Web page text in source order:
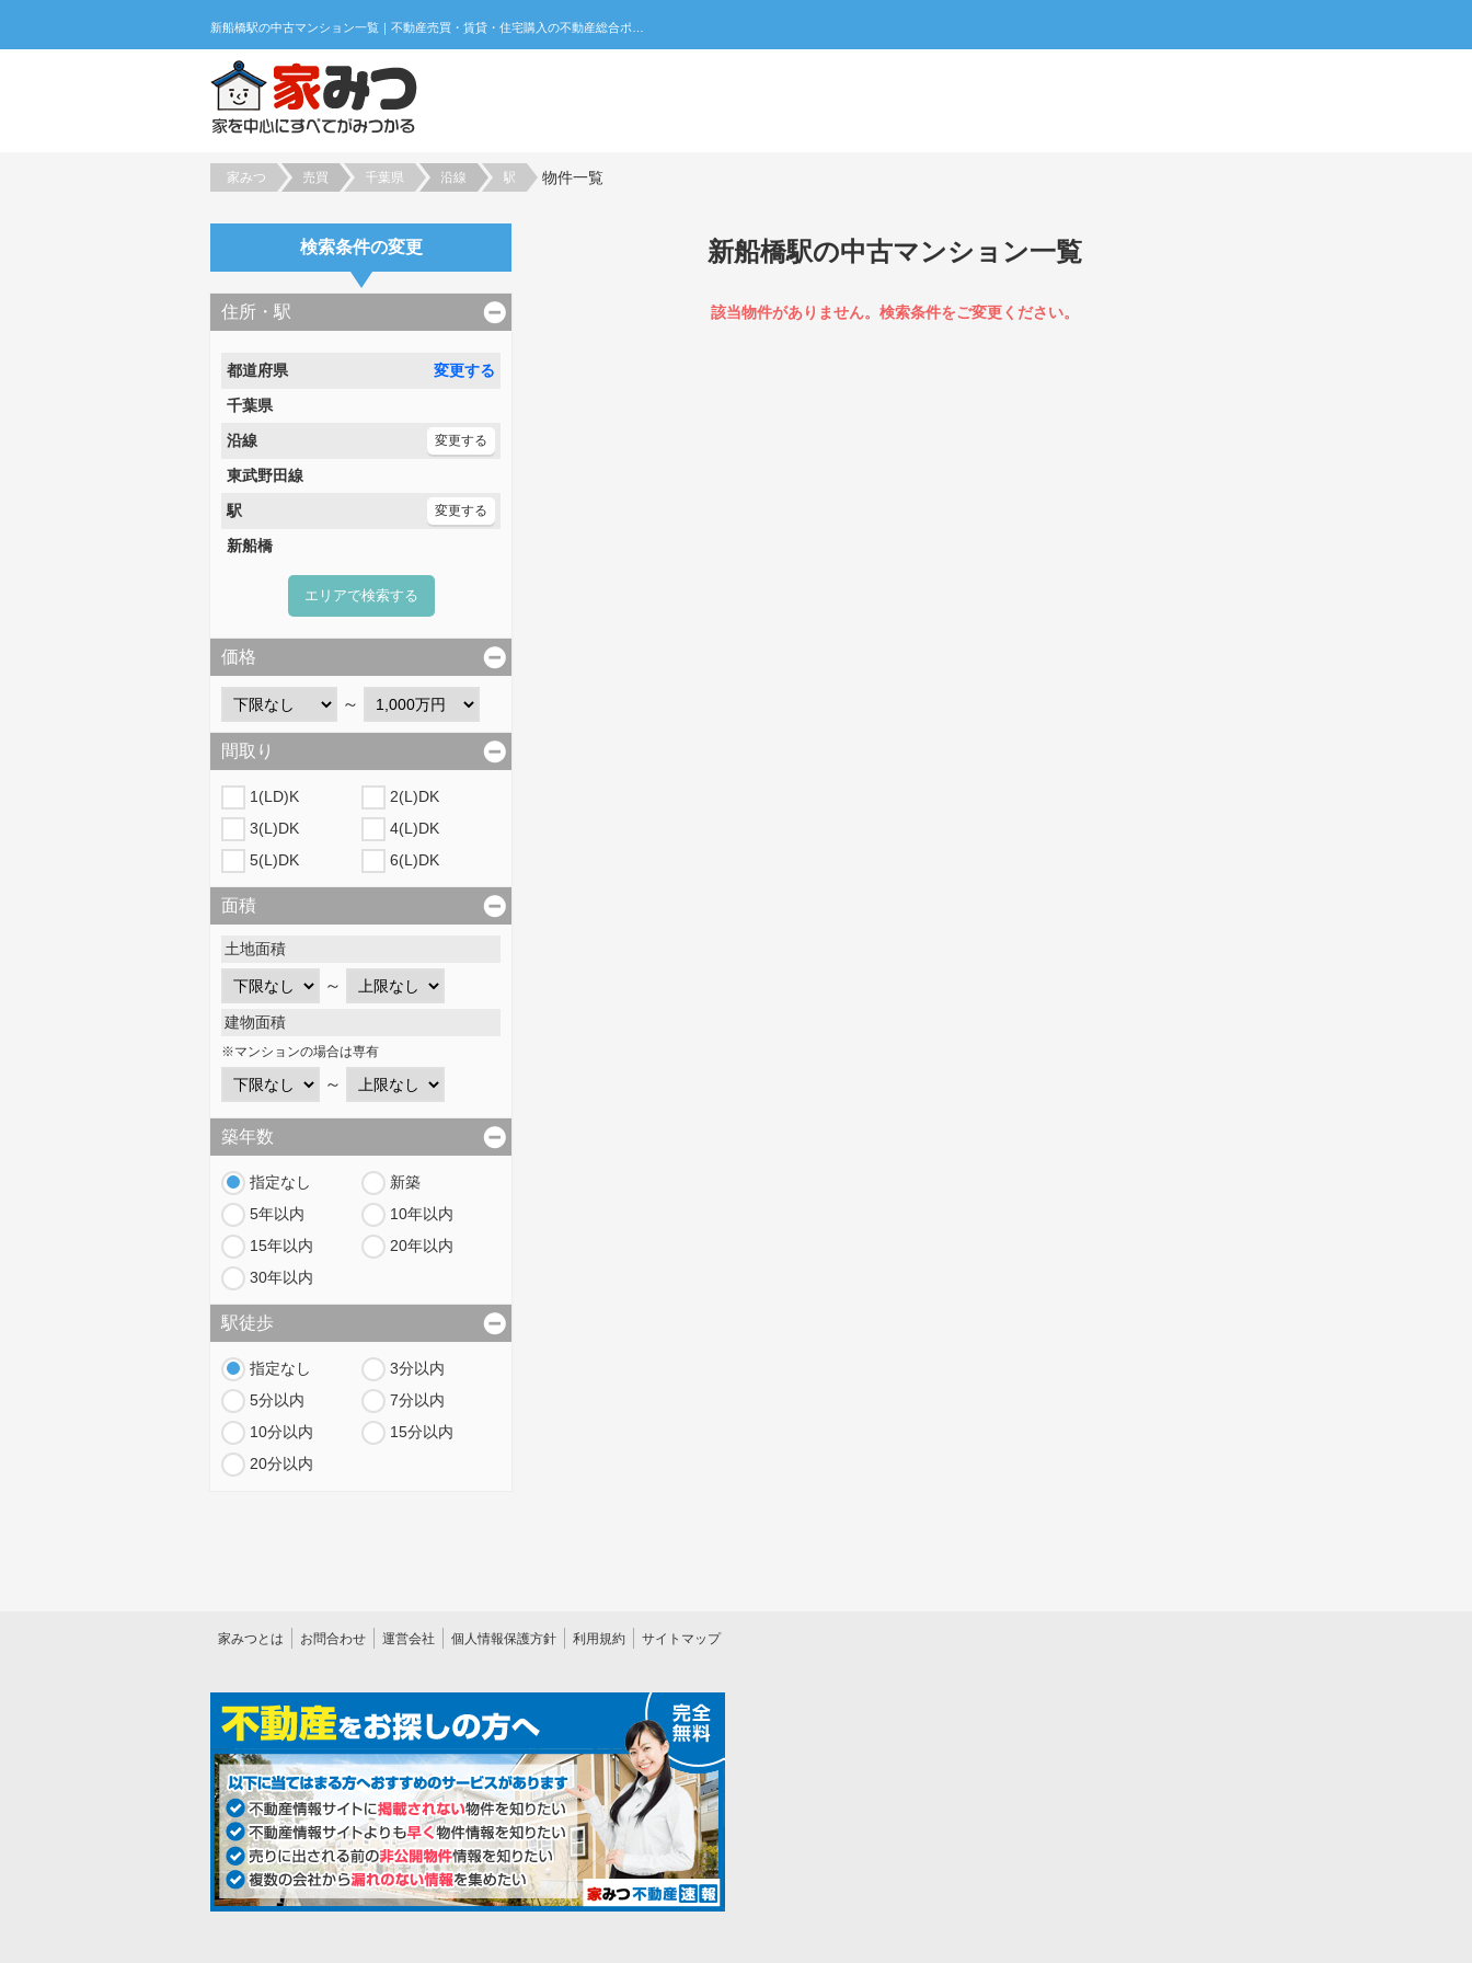
家みつ 売買 千葉県 沿線 駅 物件一覧
検索条件の変更
住所・駅
都道府県
変更する
千葉県
沿線
変更する
東武野田線
駅
変更する
新船橋
エリアで検索する
価格
～
間取り
1(LD)K
2(L)DK
3(L)DK
4(L)DK
5(L)DK
6(L)DK
面積
土地面積
～
建物面積
※マンションの場合は専有
～
築年数
指定なし
新築
5年以内
10年以内
15年以内
20年以内
30年以内
駅徒歩
指定なし
3分以内
5分以内
7分以内
10分以内
15分以内
20分以内
新船橋駅の中古マンション一覧
該当物件がありません。検索条件をご変更ください。
家みつとは お問合わせ 運営会社 個人情報保護方針 利用規約 サイトマップ